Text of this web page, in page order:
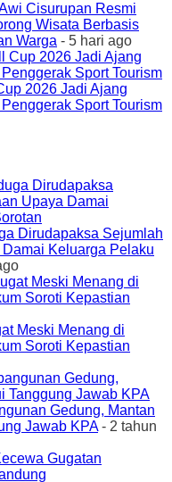
Cisurupan Resmi
Wisata Berbasis
Warga - 5 hari ago
2026 Jadi Ajang
Sport Tourism
Dirudapaksa Sejumlah
Keluarga Pelaku
Meski Menang di
Soroti Kepastian
Gedung, Mantan
Jawab KPA- 2 tahun